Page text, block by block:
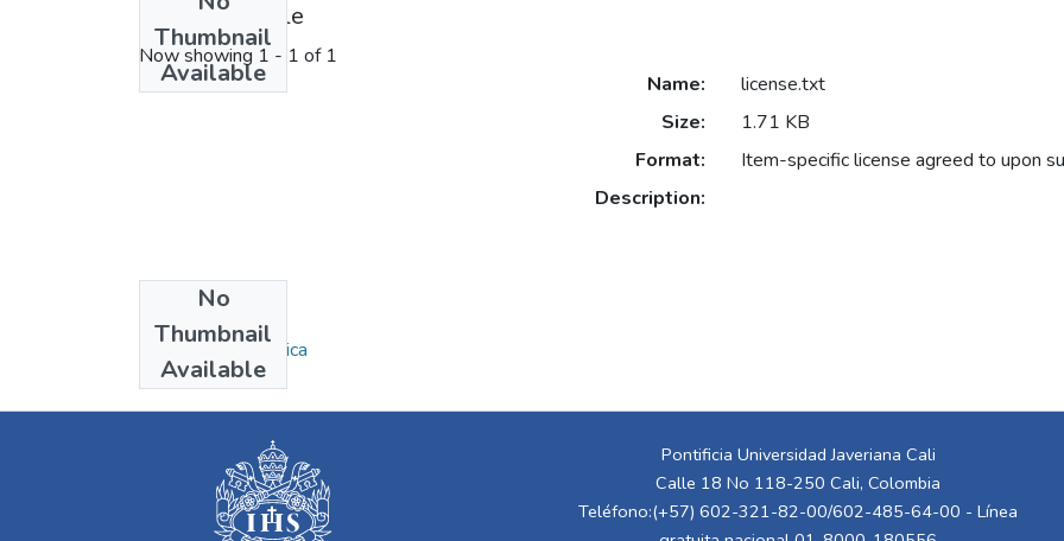
Thumbnail
Available
License bundle
Now showing 1 - 1 of 1
No
Thumbnail
Available
Name:
license.txt
Size:
1.71 KB
Format:
Item-specific license agreed to upon
Description:
Collections
Ingeniería Biomédica
Pontificia Universidad Javeriana Cali
Calle 18 No 118-250 Cali, Colombia
Teléfono:(+57) 602-321-82-00/602-485-64-00 - Línea